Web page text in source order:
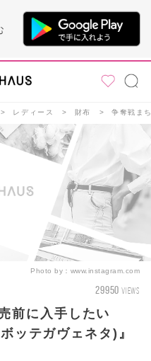
レディース 財布 争奪戦ま
Photo by： www.instagram.com
29950 VIEWS
前に入手したい
ッテガヴェネタ)』